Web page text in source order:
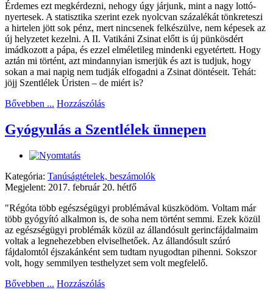
Érdemes ezt megkérdezni, nehogy úgy járjunk, mint a nagy lottó-
nyertesek. A statisztika szerint ezek nyolcvan százalékát tönkreteszi
a hirtelen jött sok pénz, mert nincsenek felkészülve, nem képesek az
új helyzetet kezelni. A II. Vatikáni Zsinat előtt is új pünkösdért
imádkozott a pápa, és ezzel elméletileg mindenki egyetértett. Hogy
aztán mi történt, azt mindannyian ismerjük és azt is tudjuk, hogy
sokan a mai napig nem tudják elfogadni a Zsinat döntéseit. Tehát:
jöjj Szentlélek Úristen – de miért is?
Bővebben ... Hozzászólás
Gyógyulás a Szentlélek ünnepen
Kategória: Tanúságtételek, beszámolók
Megjelent: 2017. február 20. hétfő
"Régóta több egészségügyi problémával küszködöm. Voltam már
több gyógyító alkalmon is, de soha nem történt semmi. Ezek közül
az egészségügyi problémák közül az állandósult gerincfájdalmaim
voltak a legnehezebben elviselhetőek. Az állandósult szúró
fájdalomtól éjszakánként sem tudtam nyugodtan pihenni. Sokszor
volt, hogy semmilyen testhelyzet sem volt megfelelő.
Bővebben ... Hozzászólás